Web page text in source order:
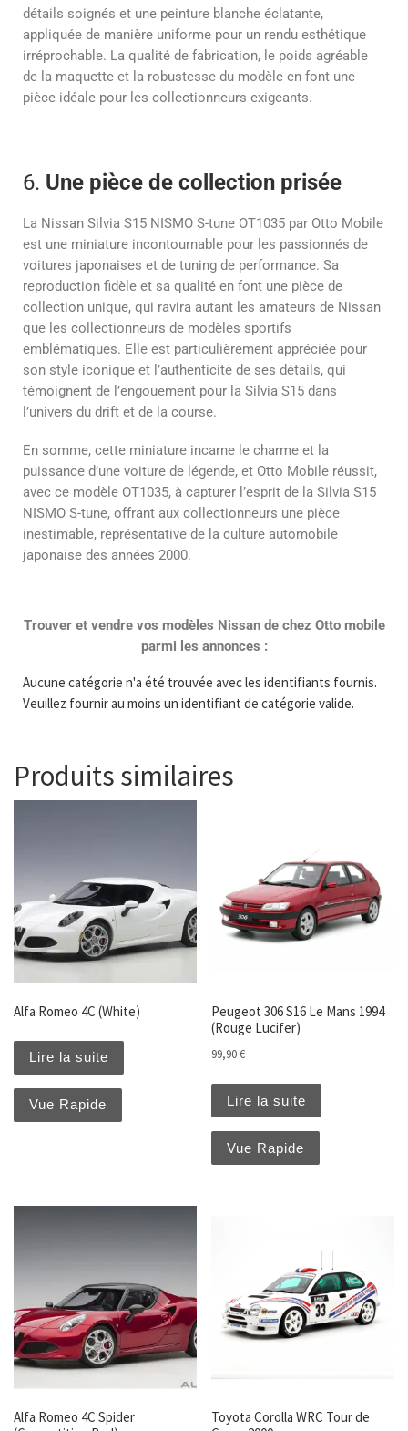
détails soignés et une peinture blanche éclatante,
appliquée de manière uniforme pour un rendu esthétique
irréprochable. La qualité de fabrication, le poids agréable
de la maquette et la robustesse du modèle en font une
pièce idéale pour les collectionneurs exigeants.
6. Une pièce de collection prisée
La Nissan Silvia S15 NISMO S-tune OT1035 par Otto Mobile
est une miniature incontournable pour les passionnés de
voitures japonaises et de tuning de performance. Sa
reproduction fidèle et sa qualité en font une pièce de
collection unique, qui ravira autant les amateurs de Nissan
que les collectionneurs de modèles sportifs
emblématiques. Elle est particulièrement appréciée pour
son style iconique et l’authenticité de ses détails, qui
témoignent de l’engouement pour la Silvia S15 dans
l’univers du drift et de la course.
En somme, cette miniature incarne le charme et la
puissance d’une voiture de légende, et Otto Mobile réussit,
avec ce modèle OT1035, à capturer l’esprit de la Silvia S15
NISMO S-tune, offrant aux collectionneurs une pièce
inestimable, représentative de la culture automobile
japonaise des années 2000.
Trouver et vendre vos modèles Nissan de chez Otto mobile
parmi les annonces :
Aucune catégorie n'a été trouvée avec les identifiants fournis.
Veuillez fournir au moins un identifiant de catégorie valide.
Produits similaires
Alfa Romeo 4C (White)
Lire la suite
Vue Rapide
Peugeot 306 S16 Le Mans 1994
(Rouge Lucifer)
99,90€
Lire la suite
Vue Rapide
Alfa Romeo 4C Spider
Toyota Corolla WRC Tour de